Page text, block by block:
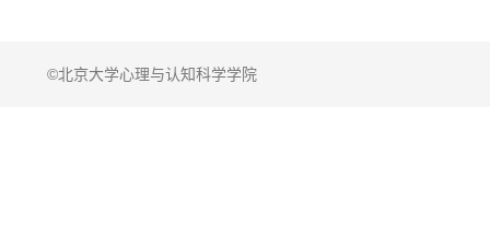
©北京大学心理与认知科学学院